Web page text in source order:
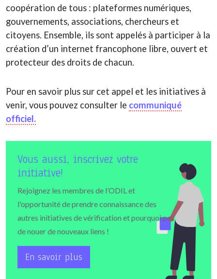
coopération de tous : plateformes numériques,
gouvernements, associations, chercheurs et
citoyens. Ensemble, ils sont appelés à participer à la
création d’un internet francophone libre, ouvert et
protecteur des droits de chacun.
Pour en savoir plus sur cet appel et les initiatives à
venir, vous pouvez consulter le communiqué
officiel.
Vous aussi, inscrivez votre
initiative!
Rejoignez les membres de l’ODIL et
l'opportunité de prendre connaissance des
autres initiatives de vérification et pourquoi pas
de nouer de nouveaux liens !
En savoir plus